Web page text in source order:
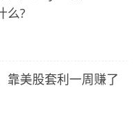
么?
靠美股套利一周赚了